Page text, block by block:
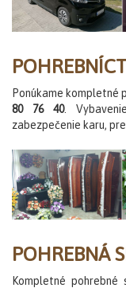
Ponúkame kompletné
80 76 40.
zabezpečenie karu,
POHREBNÁ
Kompletné